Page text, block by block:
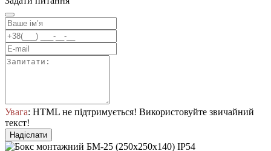
Увага: HTML не підтримується! Використовуйте звичайний
текст!
Надіслати